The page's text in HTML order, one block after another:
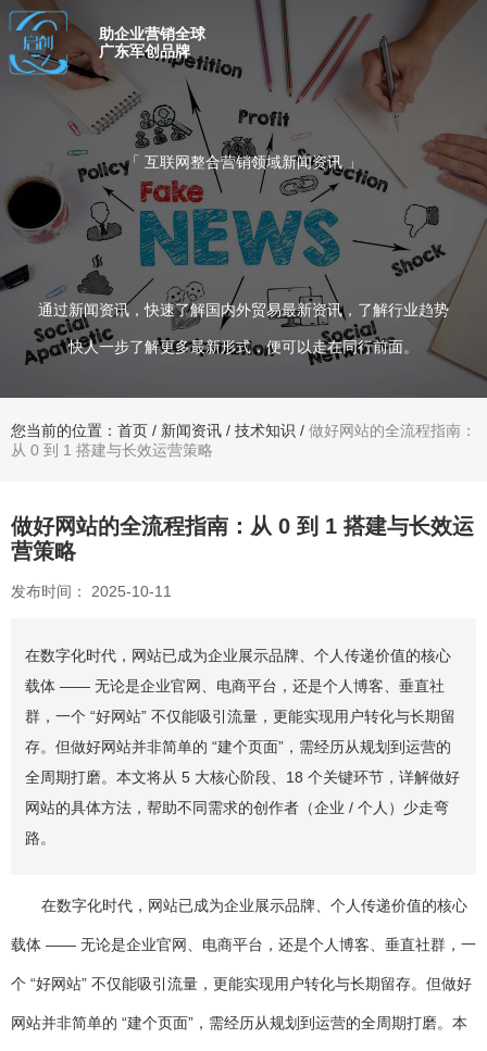
助企业营销全球
广东军创品牌
「 互联网整合营销领域新闻资讯 」
通过新闻资讯，快速了解国内外贸易最新资讯，了解行业趋势
快人一步了解更多最新形式，便可以走在同行前面。
您当前的位置：首页 / 新闻资讯 / 技术知识 / 做好网站的全流程指南：
从 0 到 1 搭建与长效运营策略
做好网站的全流程指南：从 0 到 1 搭建与长效运
营策略
发布时间： 2025-10-11
在数字化时代，网站已成为企业展示品牌、个人传递价值的核心
载体 —— 无论是企业官网、电商平台，还是个人博客、垂直社
群，一个 “好网站” 不仅能吸引流量，更能实现用户转化与长期留
存。但做好网站并非简单的 “建个页面”，需经历从规划到运营的
全周期打磨。本文将从 5 大核心阶段、18 个关键环节，详解做好
网站的具体方法，帮助不同需求的创作者（企业 / 个人）少走弯
路。
在数字化时代，网站已成为企业展示品牌、个人传递价值的核心
载体 —— 无论是企业官网、电商平台，还是个人博客、垂直社群，一
个 “好网站” 不仅能吸引流量，更能实现用户转化与长期留存。但做好
网站并非简单的 “建个页面”，需经历从规划到运营的全周期打磨。本